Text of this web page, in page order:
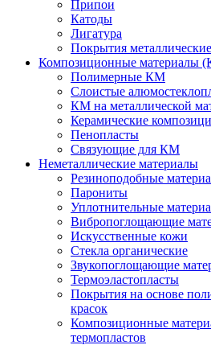
Припои
Катоды
Лигатура
Покрытия металлические
Композиционные материалы
Полимерные КМ
Слоистые
КМ на металлической
Керамические
Пенопласты
Связующие для КМ
Неметаллические материалы
Резиноподобные
Парониты
Уплотнительные
Вибропоглощающие
Искусственные кожи
Стекла органические
Звукопоглощающие
Термоэластопласты
Покрытия на основе
красок
Композиционные
термопластов